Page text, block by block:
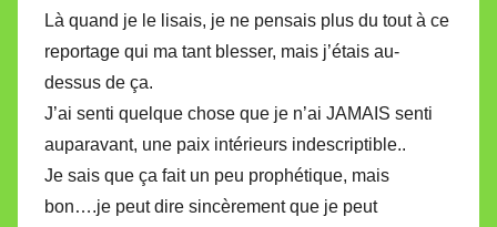
Là quand je le lisais, je ne pensais plus du tout à ce
reportage qui ma tant blesser, mais j’étais au-
dessus de ça.
J’ai senti quelque chose que je n’ai JAMAIS senti
auparavant, une paix intérieurs indescriptible..
Je sais que ça fait un peu prophétique, mais
bon….je peut dire sincèrement que je peut